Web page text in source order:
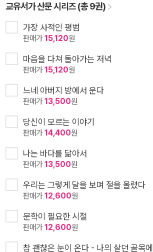
교유서가 산문 시리즈 (총 9권)
가장 사적인 평범
판매가15,120원
마음을 다쳐 돌아가는 저녁
판매가15,120원
느네 아버지 방에서 운다
판매가13,500원
당신이 모르는 이야기
판매가14,400원
나는 바다를 닮아서
판매가13,500원
우리는 그렇게 달을 보며 절을 올렸다
판매가12,600원
문학이 필요한 시절
판매가12,600원
참 괜찮은 눈이 온다 - 나의 살던 골목